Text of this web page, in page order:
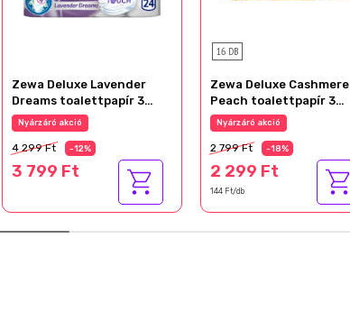
Zewa Deluxe Lavender
Dreams toalettpapír 3
rétegű 24 tekercs
Nyárzáró akció
4 299 Ft -12%
3 799 Ft
16 DB
Zewa Deluxe Cashmere
Peach toalettpapír 3
rétegű 16 tekercs
Nyárzáró akció
2 799 Ft -18%
2 299 Ft
144 Ft/db